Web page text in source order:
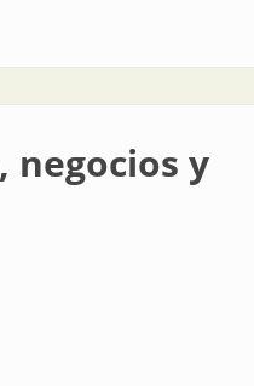
negocios y